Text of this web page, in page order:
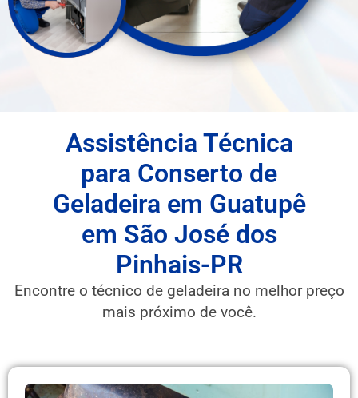
Assistência Técnica
para Conserto de
Geladeira em Guatupê
em São José dos
Pinhais-PR
Encontre o técnico de geladeira no melhor preço
mais próximo de você.